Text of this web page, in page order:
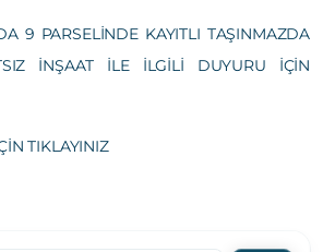
9 PARSELİNDE KAYITLI TAŞINMAZDA
İNŞAAT İLE İLGİLİ DUYURU İÇİN
TIKLAYINIZ